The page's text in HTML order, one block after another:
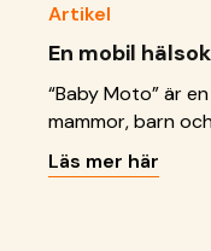
Artikel
En mobil
“Baby Moto” är
mammor, barn
Djagblé i Togo. I
års verksamhet,
Läs mer här